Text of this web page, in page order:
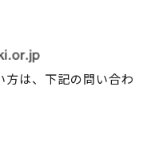
は、下記の問い合わ